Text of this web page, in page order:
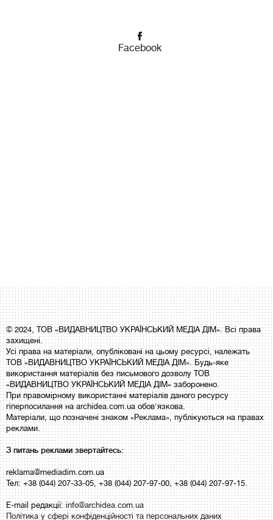
Facebook
© 2024, ТОВ «ВИДАВНИЦТВО УКРАЇНСЬКИЙ МЕДІА ДІМ». Всі права
захищені.
Усі права на матеріали, опубліковані на цьому ресурсі, належать
ТОВ «ВИДАВНИЦТВО УКРАЇНСЬКИЙ МЕДІА ДІМ». Будь-яке
використання матеріалів без письмового дозволу ТОВ
«ВИДАВНИЦТВО УКРАЇНСЬКИЙ МЕДІА ДІМ» заборонено.
При правомірному використанні матеріалів даного ресурсу
гіперпосилання на archidea.com.ua обов'язкова.
Матеріали, що позначені знаком «Реклама», публікуються на правах
реклами.
З питань реклами звертайтесь:
reklama@mediadim.com.ua
Тел: +38 (044) 207-33-05, +38 (044) 207-97-00, +38 (044) 207-97-15.
E-mail редакції:info@archidea.com.ua
Політика у сфері конфіденційності та персональних даних